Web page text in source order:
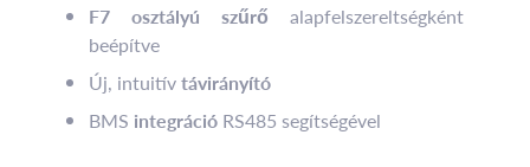
F7 osztályú szűrő alapfelszereltségként
beépítve
Új, intuitívtávirányító
BMS integráció RS485 segítségével